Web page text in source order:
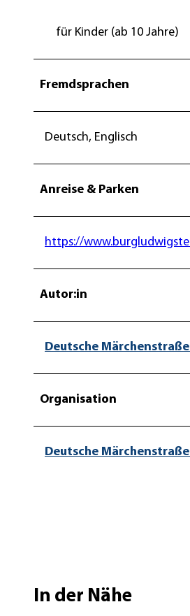
für Kinder (ab 10 Jahre)
Fremdsprachen
Deutsch, Englisch
Anreise & Parken
https://
Autor:in
Deutsche Märchenstraße
Organisation
Deutsche Märchenstraße
In der Nähe